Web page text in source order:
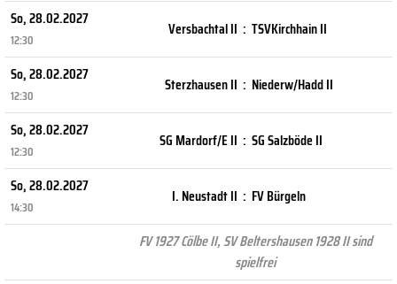
So, 28.02.2027
12:30
Versbachtal II : TSVKirchhain II
So, 28.02.2027
12:30
Sterzhausen II : Niederw/Hadd II
So, 28.02.2027
12:30
SG Mardorf/E II : SG Salzböde II
So, 28.02.2027
14:30
I. Neustadt II : FV Bürgeln
FV 1927 Cölbe II, SV Beltershausen 1928 II sind
spielfrei